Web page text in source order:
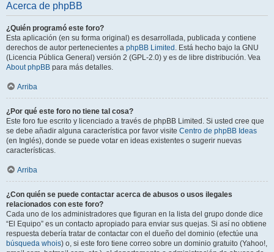
Acerca de phpBB
¿Quién programó este foro?
Esta aplicación (en su forma original) es desarrollada, publicada y contiene
derechos de autor pertenecientes a phpBB Limited . Está hecho bajo la GNU
(Licencia Pública General) versión 2 (GPL-2.0) y es de libre distribución. Vea
About phpBB para más detalles.
Arriba
¿Por qué este foro no tiene tal cosa?
Este foro fue escrito y licenciado a través de phpBB Limited. Si usted cree que
se debe añadir alguna característica por favor visite Centro de phpBB Ideas
(en Inglés), donde se puede votar en ideas existentes o sugerir nuevas
características.
Arriba
¿Con quién se puede contactar acerca de abusos o usos ilegales
relacionados con este foro?
Cada uno de los administradores que figuran en la lista del grupo donde dice
“El Equipo” es un contacto apropiado para enviar sus quejas. Si así no obtiene
respuesta debería tratar de contactar con el dueño del dominio (efectúe una
búsqueda whois) o, si este foro tiene correo sobre un dominio gratuito (Yahoo!,